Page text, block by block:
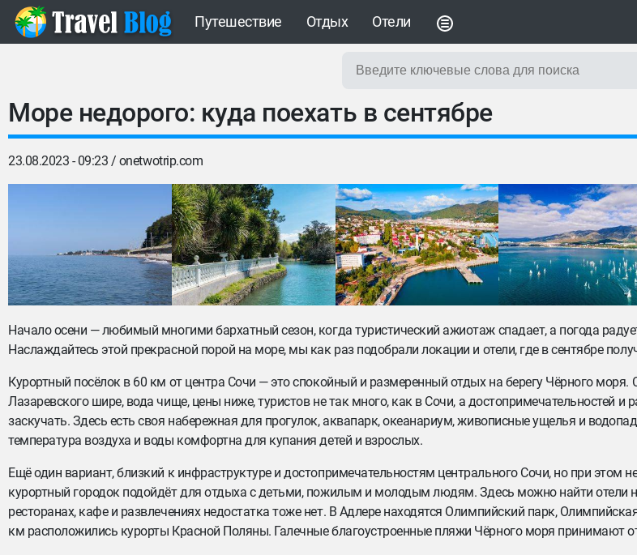
Путешествие Отдых Отели
Море недорого: куда поехать в сентябре
23.08.2023 - 09:23 / onetwotrip.com
Начало осени — любимый многими бархатный сезон, когда туристический ажиотаж спадает, а погода
Наслаждайтесь этой прекрасной порой на море, мы как раз подобрали локации и отели, где в сентябре
Курортный посёлок в 60 км от центра Сочи — это спокойный и размеренный отдых на берегу Чёрного моря.
Лазаревского шире, вода чище, цены ниже, туристов не так много, как в Сочи, а достопримечательностей и
заскучать. Здесь есть своя набережная для прогулок, аквапарк, океанариум, живописные ущелья и
температура воздуха и воды комфортна для купания детей и взрослых.
Ещё один вариант, близкий к инфраструктуре и достопримечательностям центрального Сочи, но при этом
курортный городок подойдёт для отдыха с детьми, пожилым и молодым людям. Здесь можно найти отели
ресторанах, кафе и развлечениях недостатка тоже нет. В Адлере находятся Олимпийский парк,
км расположились курорты Красной Поляны. Галечные благоустроенные пляжи Чёрного моря принимают